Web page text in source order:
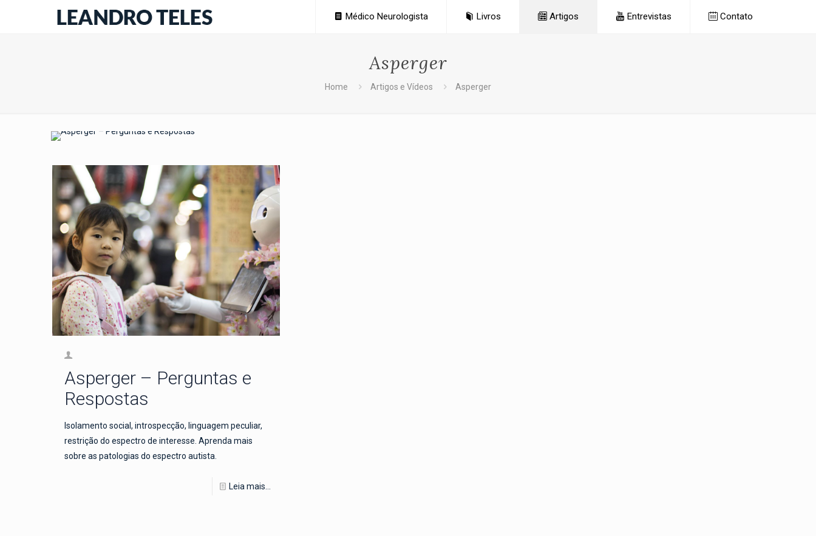
Médico Neurologista Livros Artigos Entrevistas Contato
Asperger
Home Artigos e Vídeos Asperger
Asperger – Perguntas e
Respostas
Isolamento social, introspecção, linguagem peculiar,
restrição do espectro de interesse. Aprenda mais
sobre as patologias do espectro autista.
Leia mais...